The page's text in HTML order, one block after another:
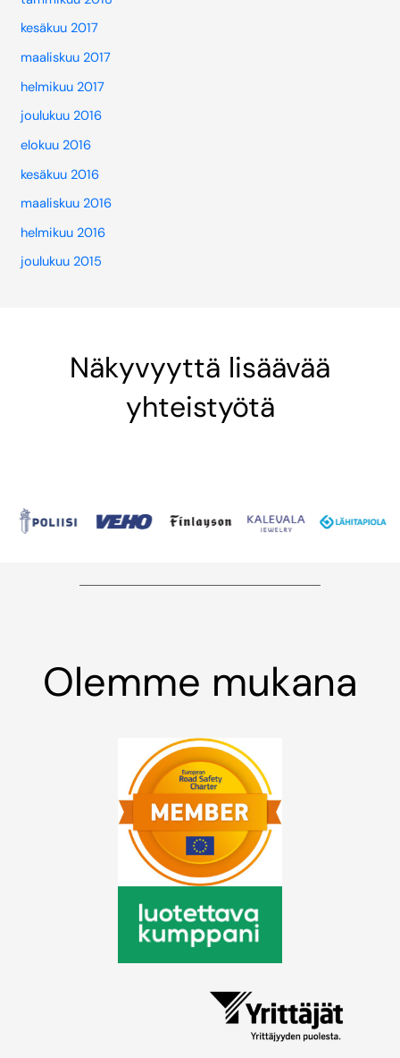
kesäkuu 2017
maaliskuu 2017
helmikuu 2017
joulukuu 2016
elokuu 2016
kesäkuu 2016
maaliskuu 2016
helmikuu 2016
joulukuu 2015
Näkyvyyttä lisäävää
yhteistyötä
Olemme mukana